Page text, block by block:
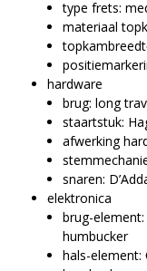
type frets:
materiaal
hardware
brug: long
staartstuk:
afwerking
snaren:
elektronica
brug-
humbucker
hals-element: